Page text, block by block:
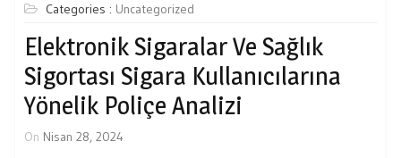
Categories : Uncategorized
Elektronik Sigaralar Ve Sağlık
Sigortası Sigara Kullanıcılarına
Yönelik Poliçe Analizi
On Nisan 28, 2024